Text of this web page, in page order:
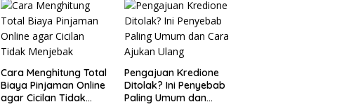
Cara Menghitung Total
Biaya Pinjaman Online
agar Cicilan Tidak
Pengajuan Kredione
Ditolak? Ini Penyebab
Paling Umum dan